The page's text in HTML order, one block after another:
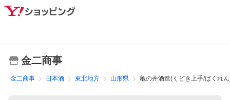
金二商事
金二商事 日本酒 東北地方 山形県 亀の井酒造(くどき上手/ばくれ